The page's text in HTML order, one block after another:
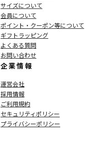
サイズについて
会員について
ポイント・クーポン等について
ギフトラッピング
よくある質問
お問い合わせ
企業情報
運営会社
採用情報
ご利用規約
セキュリティポリシー
プライバシーポリシー